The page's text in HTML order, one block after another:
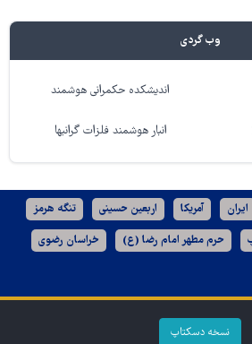
وب گردی
اندیشکده حکمرانی هوشمند
انبار هوشمند فلزات گرانبها
ایران آمریکا اربعین حسینی تنگه هرمز
حرم مطهر امام رضا (ع) خراسان رضوی
نسخه دسکتاپ